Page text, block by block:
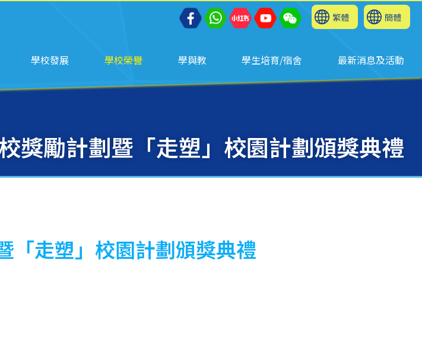
繁體 簡體
學校發展 學校榮譽 學與教 學生培育/宿舍 最新消息及活動
獎勵計劃暨「走塑」校園計劃頒獎典禮
「走塑」校園計劃頒獎典禮